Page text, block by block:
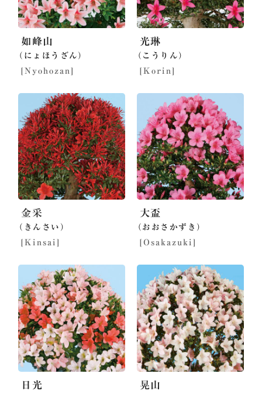
如峰山
（にょほうざん）
[Nyohozan]
光琳
（こうりん）
[Korin]
金采
（きんさい）
[Kinsai]
大盃
（おおさかずき）
[Osakazuki]
日光 晃山